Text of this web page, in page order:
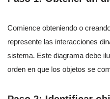
Comience obteniendo o
represente las interacciones
sistema. Este diagrama debe
orden en que los objetos se